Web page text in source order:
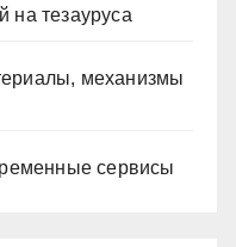
на тезауруса
механизмы
сервисы